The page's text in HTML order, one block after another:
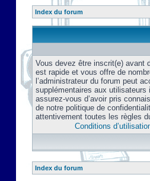
Index du forum
Vous devez être inscrit(e) avant
est rapide et vous offre de
l’administrateur du forum peut
supplémentaires aux
assurez-vous d’avoir pris
de notre politique de
attentivement toutes les règles
Conditions
Index du forum